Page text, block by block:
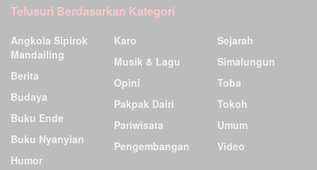
Telusuri Berdasarkan Kategori
Angkola Sipirok
Mandailing
Berita
Budaya
Buku Ende
Buku Nyanyian
Humor
Karo
Musik & Lagu
Opini
Pakpak Dairi
Pariwisata
Pengembangan
Sejarah
Simalungun
Toba
Tokoh
Umum
Video